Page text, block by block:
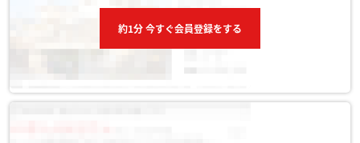
約1分 今すぐ会員登録をする